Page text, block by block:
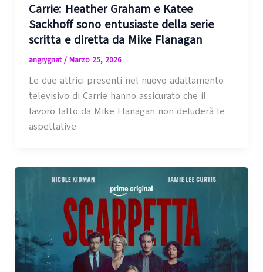
Carrie: Heather Graham e Katee
Sackhoff sono entusiaste della serie
scritta e diretta da Mike Flanagan
angrygnat/ Marzo 25, 2026
Le due attrici presenti nel nuovo adattamento
televisivo di Carrie hanno assicurato che il
lavoro fatto da Mike Flanagan non deluderà le
aspettative